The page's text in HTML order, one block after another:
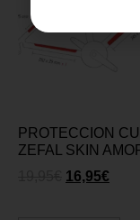
PROTECCION
ZEFAL SKIN
16,95€